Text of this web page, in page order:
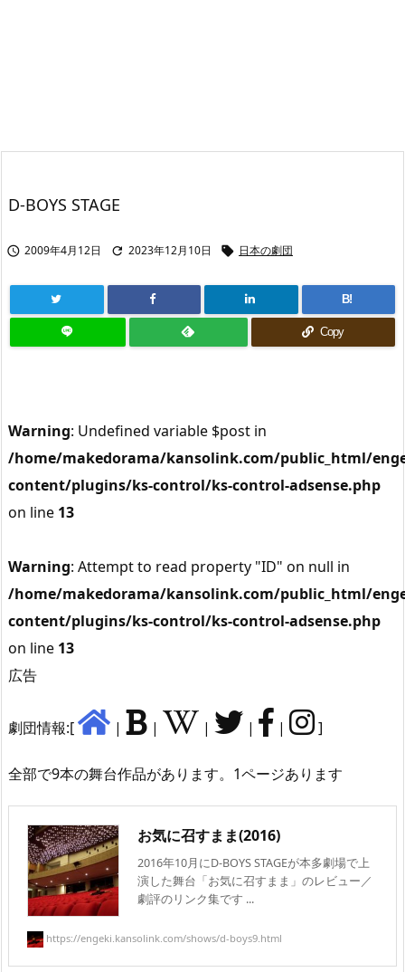
D-BOYS STAGE
 2009年4月12日  2023年12月10日  日本の劇団
B!
Copy
Warning: Undefined variable $post in
/home/makedorama/kansolink.com/public_html/
content/plugins/ks-control/ks-control-adsense.php
on line 13
Warning: Attempt to read property "ID" on null in
/home/makedorama/kansolink.com/public_html/
content/plugins/ks-control/ks-control-adsense.php
on line 13
広告
劇団情報:[ | | | | | ]
全部で9本の舞台作品があります。1ページあります
お気に召すまま(2016)
2016年10月にD-BOYS STAGEが本多劇場で上
演した舞台「お気に召すまま」のレビュー／
劇評のリンク集です ...
https://engeki.kansolink.com/shows/d-boys9.html